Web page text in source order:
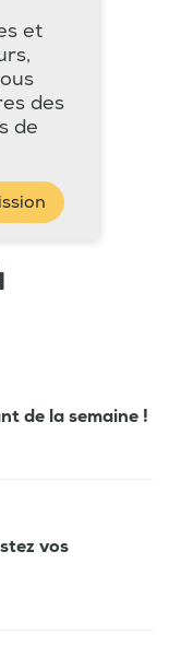
et
des
de
de la semaine !
vos